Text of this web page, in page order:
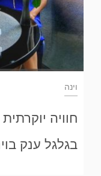
וינה
חוויה
בגלגל ענק